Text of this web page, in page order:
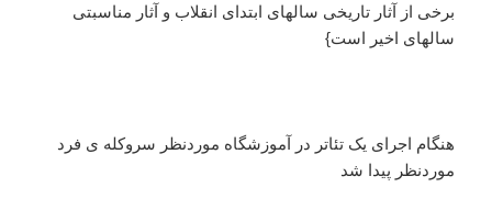
برخی از آثار تاریخی سالهای ابتدای انقلاب و آثار مناسبتی
سالهای اخیر است}
هنگام اجرای یک تئاتر در آموزشگاه موردنظر سروکله ی فرد
موردنظر پیدا شد